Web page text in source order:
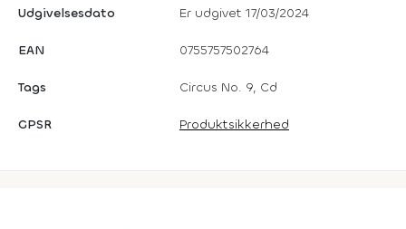
Udgivelsesdato Er udgivet 17/03/2024
EAN 0755757502764
Tags Circus No. 9, Cd
GPSR Produktsikkerhed